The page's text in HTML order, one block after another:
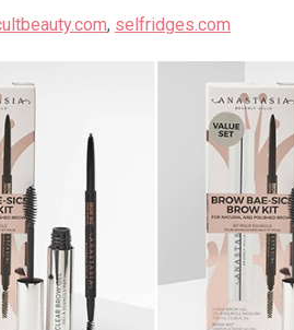
, selfridges.com